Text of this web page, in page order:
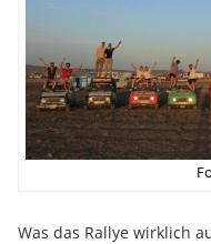
Was das Rallye wirklich